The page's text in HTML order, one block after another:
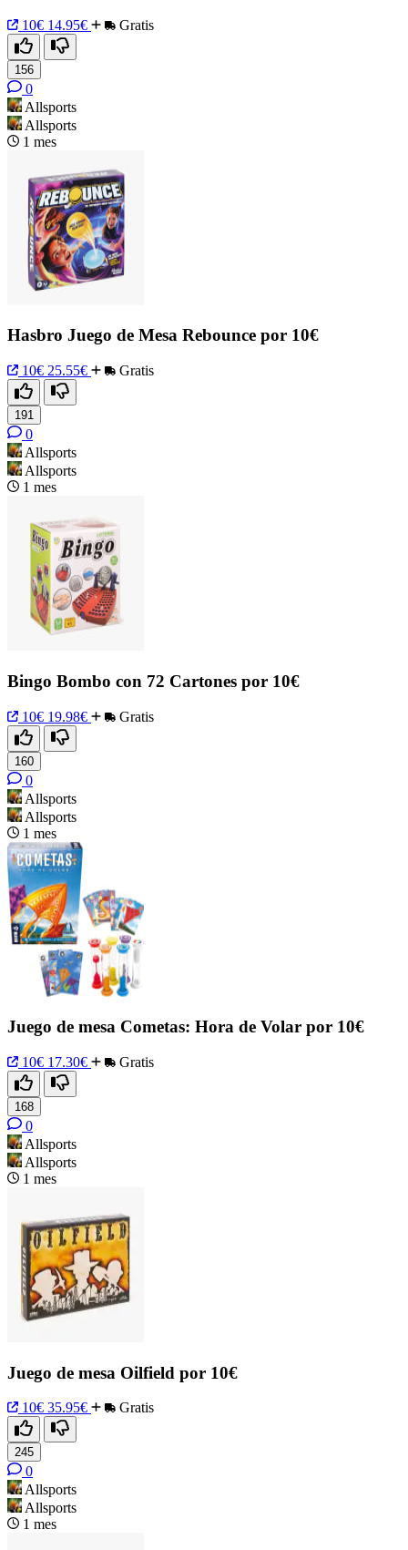
10€ 14.95€ Gratis
156
0
Allsports
Allsports
1 mes
Hasbro Juego de Mesa Rebounce por 10€
10€ 25.55€ Gratis
191
0
Allsports
Allsports
1 mes
Bingo Bombo con 72 Cartones por 10€
10€ 19.98€ Gratis
160
0
Allsports
Allsports
1 mes
Juego de mesa Cometas: Hora de Volar por 10€
10€ 17.30€ Gratis
168
0
Allsports
Allsports
1 mes
Juego de mesa Oilfield por 10€
10€ 35.95€ Gratis
245
0
Allsports
Allsports
1 mes